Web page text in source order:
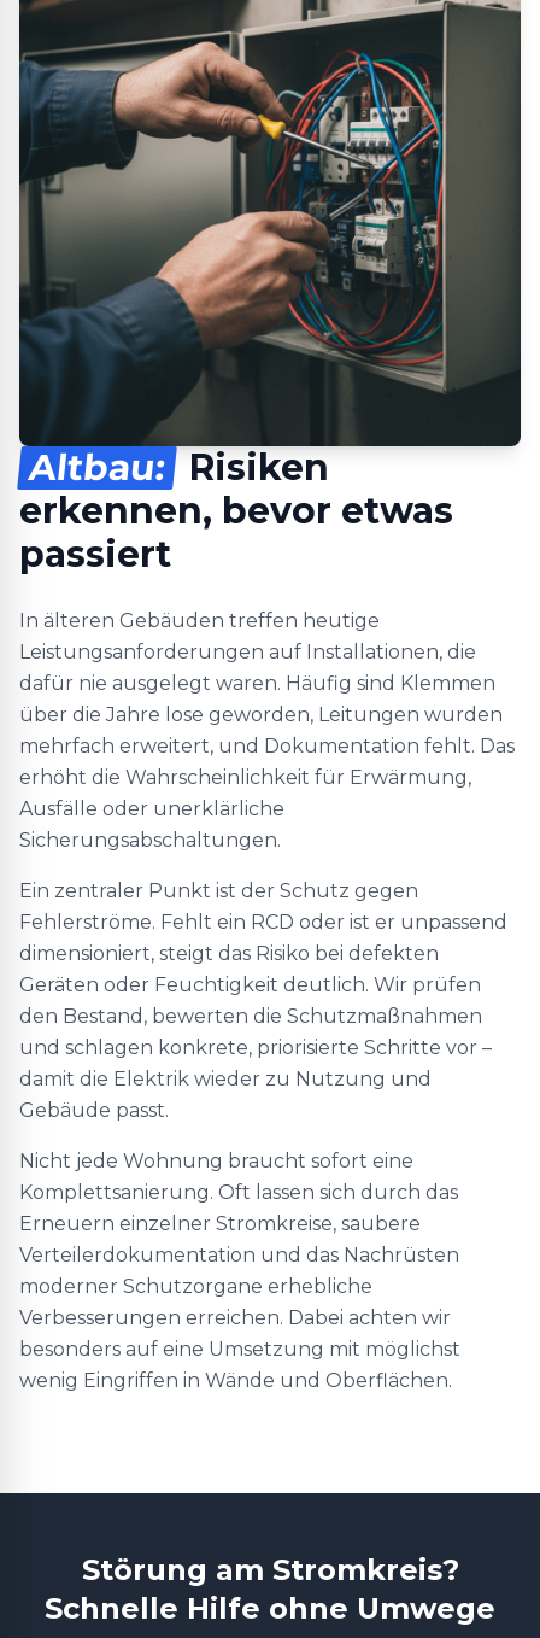
Altbau: Risiken
erkennen, bevor etwas
passiert
In älteren Gebäuden treffen heutige
Leistungsanforderungen auf Installationen, die
dafür nie ausgelegt waren. Häufig sind Klemmen
über die Jahre lose geworden, Leitungen wurden
mehrfach erweitert, und Dokumentation fehlt. Das
erhöht die Wahrscheinlichkeit für Erwärmung,
Ausfälle oder unerklärliche
Sicherungsabschaltungen.
Ein zentraler Punkt ist der Schutz gegen
Fehlerströme. Fehlt ein RCD oder ist er unpassend
dimensioniert, steigt das Risiko bei defekten
Geräten oder Feuchtigkeit deutlich. Wir prüfen
den Bestand, bewerten die Schutzmaßnahmen
und schlagen konkrete, priorisierte Schritte vor –
damit die Elektrik wieder zu Nutzung und
Gebäude passt.
Nicht jede Wohnung braucht sofort eine
Komplettsanierung. Oft lassen sich durch das
Erneuern einzelner Stromkreise, saubere
Verteilerdokumentation und das Nachrüsten
moderner Schutzorgane erhebliche
Verbesserungen erreichen. Dabei achten wir
besonders auf eine Umsetzung mit möglichst
wenig Eingriffen in Wände und Oberflächen.
Störung am Stromkreis?
Schnelle Hilfe ohne Umwege